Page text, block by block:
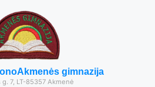
Akmenės gimnazija
g. 7, LT-85357 Akmenė